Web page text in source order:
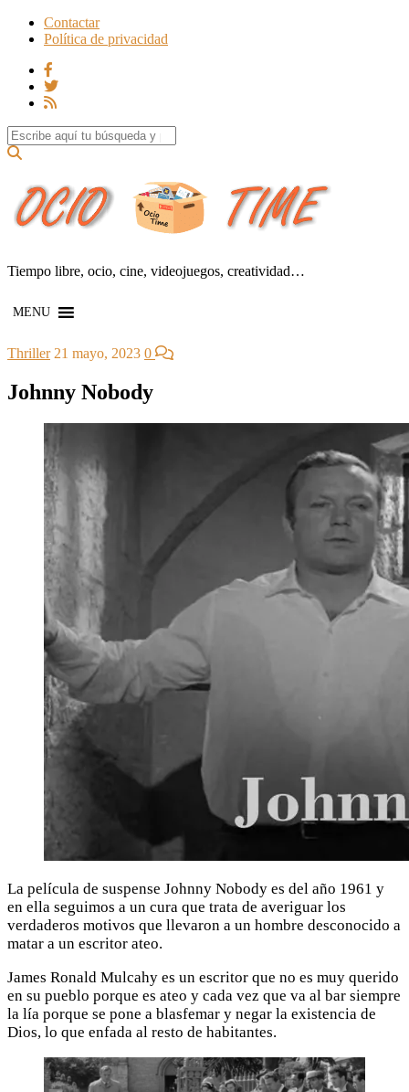
Contactar
Política de privacidad
Search for:
Tiempo libre, ocio, cine, videojuegos, creatividad…
MENU
Thriller 21 mayo, 2023 0
Johnny Nobody
La película de suspense Johnny Nobody es del año 1961 y
en ella seguimos a un cura que trata de averiguar los
verdaderos motivos que llevaron a un hombre desconocido a
matar a un escritor ateo.
James Ronald Mulcahy es un escritor que no es muy querido
en su pueblo porque es ateo y cada vez que va al bar siempre
la lía porque se pone a blasfemar y negar la existencia de
Dios, lo que enfada al resto de habitantes.